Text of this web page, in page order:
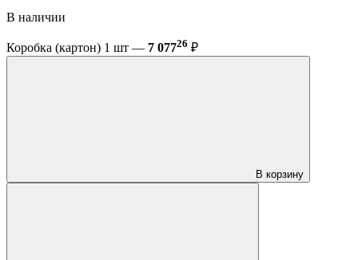
В наличии
Коробка (картон) 1 шт — 7 07726 ₽
В корзину